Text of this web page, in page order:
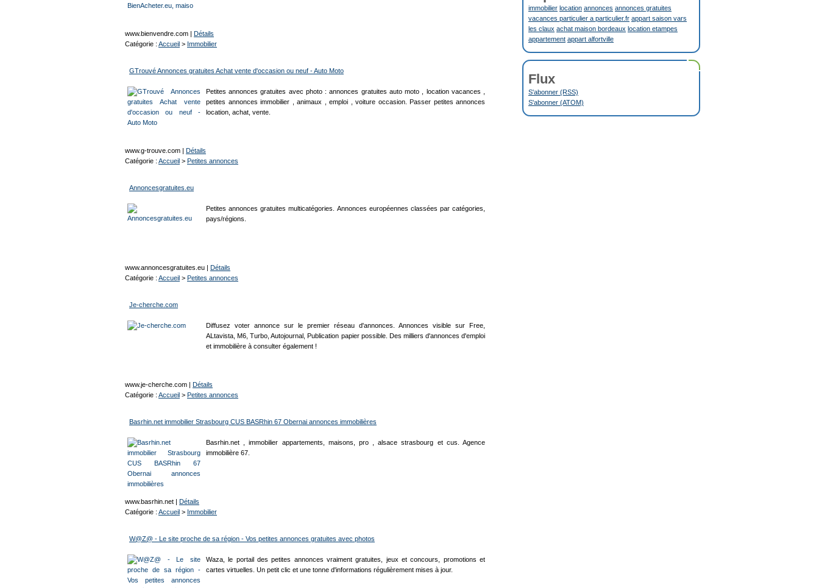
www.bienvendre.com | Détails
Catégorie : Accueil > Immobilier
GTrouvé Annonces gratuites Achat vente d'occasion ou neuf - Auto Moto
Petites annonces gratuites avec photo : annonces gratuites auto moto , location vacances ,
petites annonces immobilier , animaux , emploi , voiture occasion. Passer petites annonces
location, achat, vente.
www.g-trouve.com | Détails
Catégorie : Accueil > Petites annonces
Annoncesgratuites.eu
Petites annonces gratuites multicatégories. Annonces européennes classées par catégories,
pays/régions.
www.annoncesgratuites.eu | Détails
Catégorie : Accueil > Petites annonces
Je-cherche.com
Diffusez voter annonce sur le premier réseau d'annonces. Annonces visible sur Free,
ALtavista, M6, Turbo, Autojournal, Publication papier possible. Des milliers d'annonces d'emploi
et immobilière à consulter également !
www.je-cherche.com | Détails
Catégorie : Accueil > Petites annonces
Basrhin.net immobilier Strasbourg CUS BASRhin 67 Obernai annonces immobilières
Basrhin.net , immobilier appartements, maisons, pro , alsace strasbourg et cus. Agence
immobilière 67.
www.basrhin.net | Détails
Catégorie : Accueil > Immobilier
W@Z@ - Le site proche de sa région - Vos petites annonces gratuites avec photos
Waza, le portail des petites annonces vraiment gratuites, jeux et concours, promotions et
cartes virtuelles. Un petit clic et une tonne d'informations régulièrement mises à jour.
immobilier location annonces annonces gratuites
vacances particulier a particulier.fr appart saison vars
les claux achat maison bordeaux location etampes
appartement appart alfortville
Flux
S'abonner (RSS)
S'abonner (ATOM)